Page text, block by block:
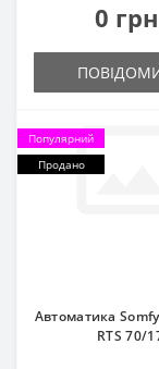
0
Популярний
Продано
Автоматика
RTS 70/